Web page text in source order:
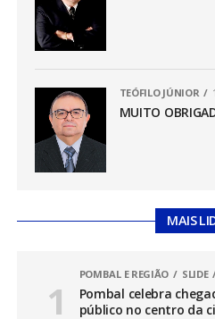
TEÓFILO JÚNIOR
MUITO
MAIS
POMBAL E REGIÃO SLIDE
Pombal celebra
público no centro da